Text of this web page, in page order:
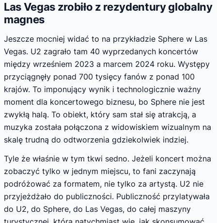
Las Vegas zrobiło z rezydentury globalny
magnes
Jeszcze mocniej widać to na przykładzie Sphere w Las
Vegas. U2 zagrało tam 40 wyprzedanych koncertów
między wrześniem 2023 a marcem 2024 roku. Występy
przyciągnęły ponad 700 tysięcy fanów z ponad 100
krajów. To imponujący wynik i technologicznie ważny
moment dla koncertowego biznesu, bo Sphere nie jest
zwykłą halą. To obiekt, który sam stał się atrakcją, a
muzyka została połączona z widowiskiem wizualnym na
skalę trudną do odtworzenia gdziekolwiek indziej.
Tyle że właśnie w tym tkwi sedno. Jeżeli koncert można
zobaczyć tylko w jednym miejscu, to fani zaczynają
podróżować za formatem, nie tylko za artystą. U2 nie
przyjeżdżało do publiczności. Publiczność przylatywała
do U2, do Sphere, do Las Vegas, do całej maszyny